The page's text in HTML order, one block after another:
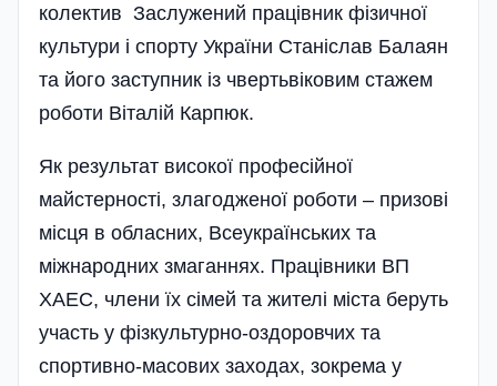
колектив Заслужений працівник фізичної
культури і спорту України Станіслав Балаян
та його заступник із чвертьвіковим стажем
роботи Віталій Карпюк.
Як результат високої професійної
майстерності, злагодженої роботи – призові
місця в обласних, Всеукраїнських та
міжнародних змаганнях. Працівники ВП
ХАЕС, члени їх сімей та жителі міста беруть
участь у фізкультурно-оздоровчих та
спортивно-масових заходах, зокрема у